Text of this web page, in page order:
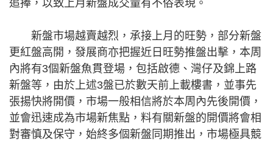
追捧，以致上月新盤成交量有不俗表現。
新盤市場越賣越烈，承接上月的旺勢，部分新盤
更紅盤高開，發展商亦把握近日旺勢推盤出擊，本周
內將有3個新盤魚貫登場，包括啟德、灣仔及錦上路
新盤等，由於上述3盤已於數天前上載樓書，並事先
張揚快將開價，市場一般相信將於本周內先後開價，
並會迅速成為市場新焦點，料有關新盤的開價將會相
對審慎及保守，始終多個新盤同期推出，市場極具競